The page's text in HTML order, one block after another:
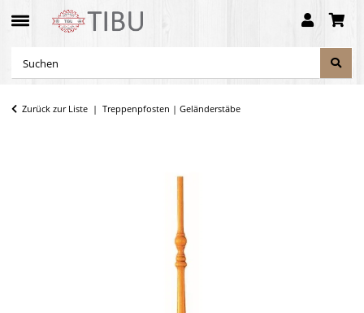
Zurück zur Liste Treppenpfosten | Geländerstäbe